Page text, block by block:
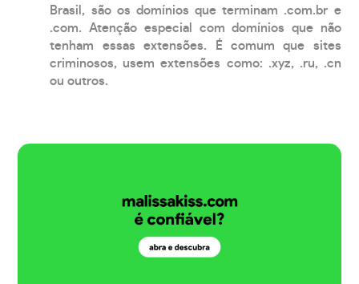
Brasil, são os domínios que terminam .com.br e
.com. Atenção especial com domínios que não
tenham essas extensões. É comum que sites
criminosos, usem extensões como: .xyz, .ru, .cn
ou outros.